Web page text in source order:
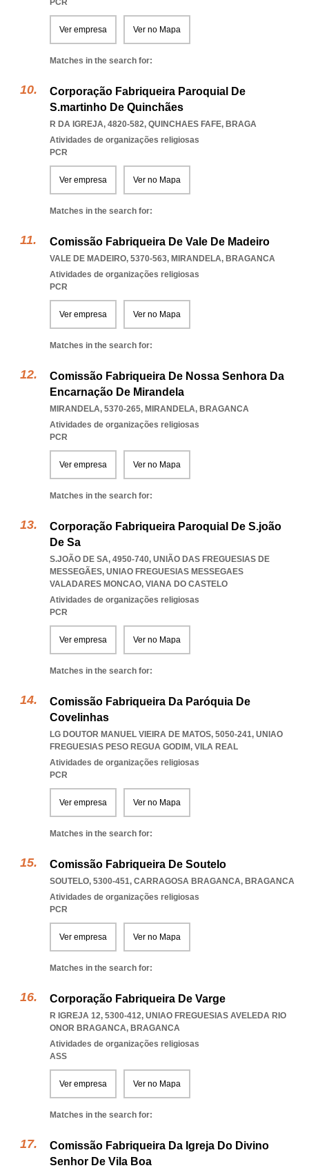
PCR
Ver empresa Ver no Mapa
Matches in the search for:
Corporação Fabriqueira Paroquial De
S.martinho De Quinchães
R DA IGREJA, 4820-582, QUINCHAES FAFE, BRAGA
Atividades de organizações religiosas
PCR
Ver empresa Ver no Mapa
Matches in the search for:
Comissão Fabriqueira De Vale De Madeiro
VALE DE MADEIRO, 5370-563, MIRANDELA, BRAGANCA
Atividades de organizações religiosas
PCR
Ver empresa Ver no Mapa
Matches in the search for:
Comissão Fabriqueira De Nossa Senhora Da
Encarnação De Mirandela
MIRANDELA, 5370-265, MIRANDELA, BRAGANCA
Atividades de organizações religiosas
PCR
Ver empresa Ver no Mapa
Matches in the search for:
Corporação Fabriqueira Paroquial De S.joão
De Sa
S.JOÃO DE SA, 4950-740, UNIÃO DAS FREGUESIAS DE
MESSEGÃES, UNIAO FREGUESIAS MESSEGAES
VALADARES MONCAO, VIANA DO CASTELO
Atividades de organizações religiosas
PCR
Ver empresa Ver no Mapa
Matches in the search for:
Comissão Fabriqueira Da Paróquia De
Covelinhas
LG DOUTOR MANUEL VIEIRA DE MATOS, 5050-241, UNIAO
FREGUESIAS PESO REGUA GODIM, VILA REAL
Atividades de organizações religiosas
PCR
Ver empresa Ver no Mapa
Matches in the search for:
Comissão Fabriqueira De Soutelo
SOUTELO, 5300-451, CARRAGOSA BRAGANCA, BRAGANCA
Atividades de organizações religiosas
PCR
Ver empresa Ver no Mapa
Matches in the search for:
Corporação Fabriqueira De Varge
R IGREJA 12, 5300-412, UNIAO FREGUESIAS AVELEDA RIO
ONOR BRAGANCA, BRAGANCA
Atividades de organizações religiosas
ASS
Ver empresa Ver no Mapa
Matches in the search for:
Comissão Fabriqueira Da Igreja Do Divino
Senhor De Vila Boa